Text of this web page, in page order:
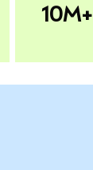
10M+